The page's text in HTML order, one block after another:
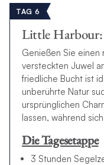
TAG 6
Little Harbour:
Genießen Sie einen
versteckten Juwel
friedliche Bucht ist
unberührte Natur
ursprünglichen
lassen, während
Die Tagesetappe
3 Stunden